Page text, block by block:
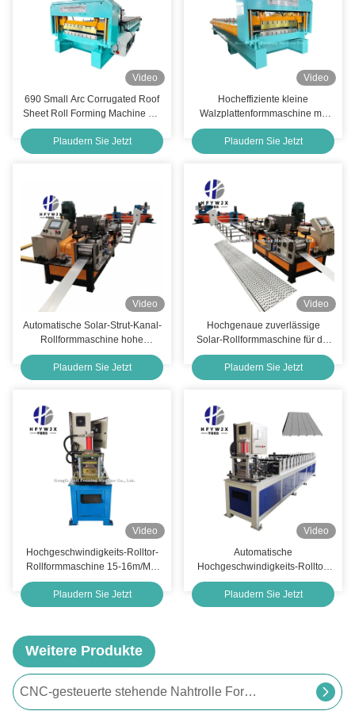
Video
690 Small Arc Corrugated Roof
Sheet Roll Forming Machine mit
PLC Touch Screen Control und
7.5kW Servo Motor für 0,08 ‰
0,16 mm Dicke
Plaudern Sie Jetzt
Video
Hocheffiziente kleine
Walzplattenformmaschine mit
präzises Schneiden und
vollautomatischer Steuerung
Plaudern Sie Jetzt
Video
Automatische Solar-Strut-Kanal-
Rollformmaschine hohe
Festigkeit verstellbare
Flexibilität
Plaudern Sie Jetzt
Video
Hochgenaue zuverlässige
Solar-Rollformmaschine für die
Industrie
Plaudern Sie Jetzt
Video
Hochgeschwindigkeits-Rolltor-
Rollformmaschine 15-16m/Min
mit SPS-Steuerung
Plaudern Sie Jetzt
Video
Automatische
Hochgeschwindigkeits-Rolltor-
Rollformmaschine mit SPS-
Steuerungssystem für
industrielle Sicherheitstore
Plaudern Sie Jetzt
Weitere Produkte
CNC-gesteuerte stehende Nahtrolle Former 20-Reihe-Formen für die Verarbeitung von Metallprofilen